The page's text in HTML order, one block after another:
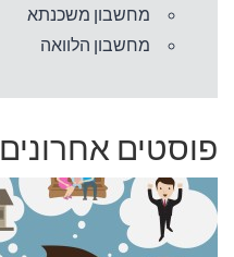
מחשבון משכנתא
מחשבון הלוואה
פוסטים אחרונים